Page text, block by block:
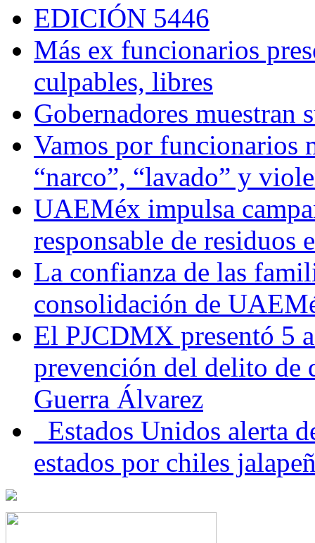
EDICIÓN 5446
Más ex funcionarios
culpables, libres
Gobernadores muestran
Vamos por funcionarios
“narco”, “lavado” y
UAEMéx impulsa
responsable de residuos
La confianza de las
consolidación de
El PJCDMX presentó 5
prevención del delito de
Guerra Álvarez
Estados Unidos alerta
estados por chiles